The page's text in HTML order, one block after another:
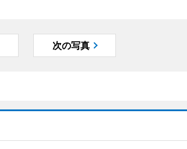
次の写真